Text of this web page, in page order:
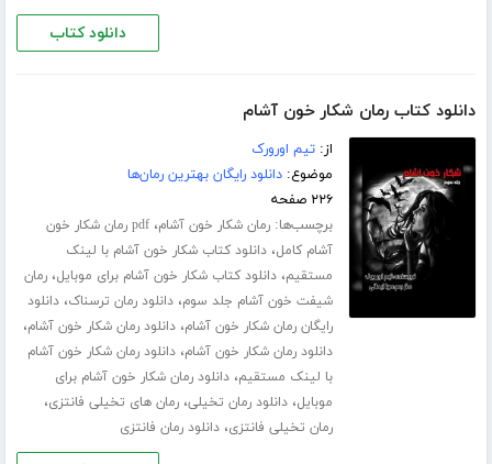
دانلود کتاب
دانلود کتاب رمان شکار خون آشام
از:تیم اورورک
موضوع:دانلود رایگان بهترین رمان‌ها
۲۲۶ صفحه
برچسب‌ها:رمان شکار خون آشام،
pdf رمان شکار خون
آشام کامل،دانلود کتاب شکار خون آشام با لینک
مستقیم،دانلود کتاب شکار خون آشام برای موبایل،رمان
شیفت خون آشام جلد سوم،دانلود رمان ترسناک،دانلود
رایگان رمان شکار خون آشام،دانلود رمان شکار خون آشام،
دانلود رمان شکار خون آشام،دانلود رمان شکار خون آشام
با لینک مستقیم،دانلود رمان شکار خون آشام برای
موبایل،دانلود رمان تخیلی،رمان های تخیلی فانتزی،
رمان تخیلی فانتزی،دانلود رمان فانتزی